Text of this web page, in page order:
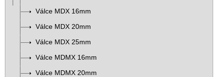
Válce MDX 16mm
Válce MDX 20mm
Válce MDX 25mm
Válce MDMX 16mm
Válce MDMX 20mm